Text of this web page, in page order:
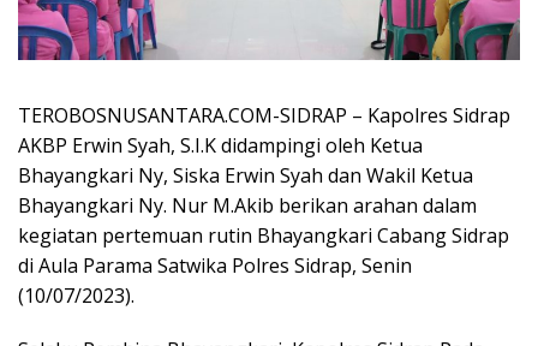
TEROBOSNUSANTARA.COM-SIDRAP – Kapolres Sidrap
AKBP Erwin Syah, S.I.K didampingi oleh Ketua
Bhayangkari Ny, Siska Erwin Syah dan Wakil Ketua
Bhayangkari Ny. Nur M.Akib berikan arahan dalam
kegiatan pertemuan rutin Bhayangkari Cabang Sidrap
di Aula Parama Satwika Polres Sidrap, Senin
(10/07/2023).